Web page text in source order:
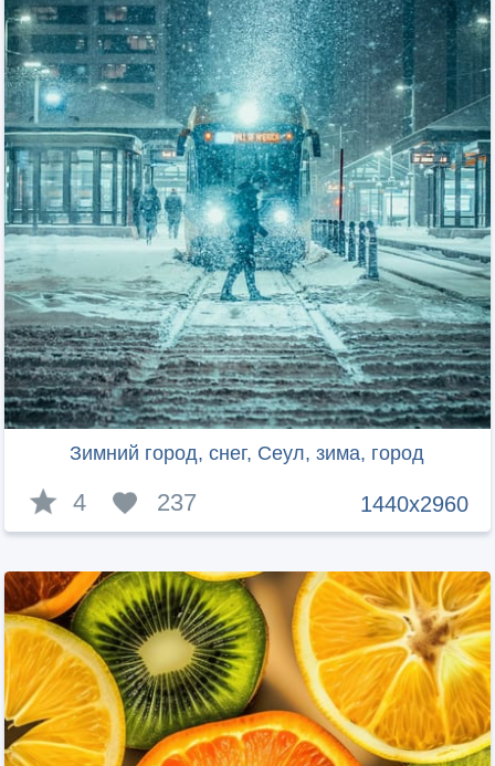
Зимний город, снег, Сеул, зима, город
1440x2960
4 237